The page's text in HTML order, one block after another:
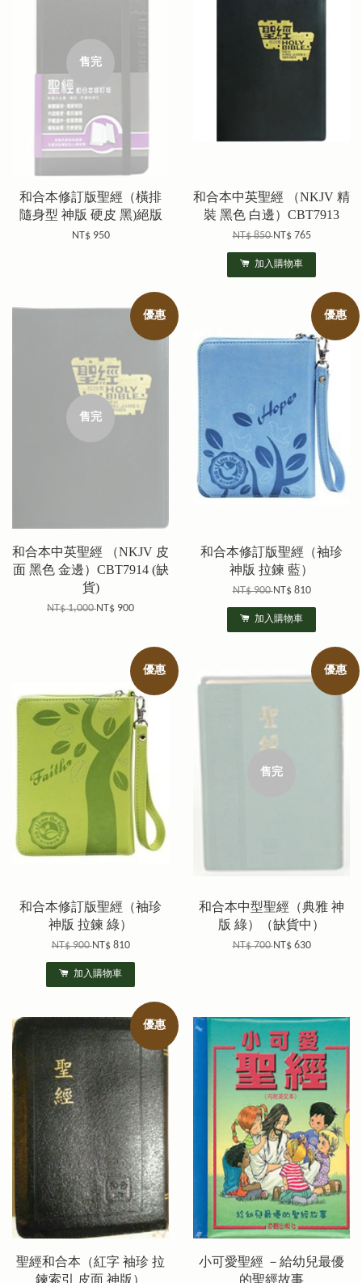
售完
和合本修訂版聖經（橫排
隨身型 神版 硬皮 黑)絕版
NT$ 950
和合本中英聖經 （NKJV 精
裝 黑色 白邊）CBT7913
NT$ 850NT$ 765
加入購物車
優惠
售完
和合本中英聖經 （NKJV 皮
面 黑色 金邊）CBT7914 (缺
貨)
NT$ 1,000NT$ 900
優惠
和合本修訂版聖經（袖珍
神版 拉鍊 藍）
NT$ 900NT$ 810
加入購物車
優惠
和合本修訂版聖經（袖珍
神版 拉鍊 綠）
NT$ 900NT$ 810
加入購物車
優惠
售完
和合本中型聖經（典雅 神
版 綠）（缺貨中）
NT$ 700NT$ 630
優惠
聖經和合本（紅字 袖珍 拉
鍊索引 皮面 神版）
小可愛聖經 －給幼兒最優
的聖經故事